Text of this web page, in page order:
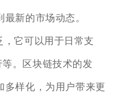
新的市场动态。
它可以用于日常支
。区块链技术的发
多样化，为用户带来更